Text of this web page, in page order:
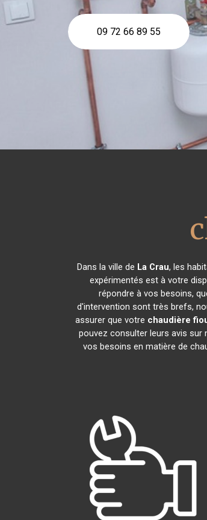
09 72 66 89 55
Dans la ville de La Crau, les
expérimentés est à votre
répondre à vos besoins,
d'intervention sont très brefs,
assurer que votre chaudière
pouvez consulter leurs avis
vos besoins en matière de